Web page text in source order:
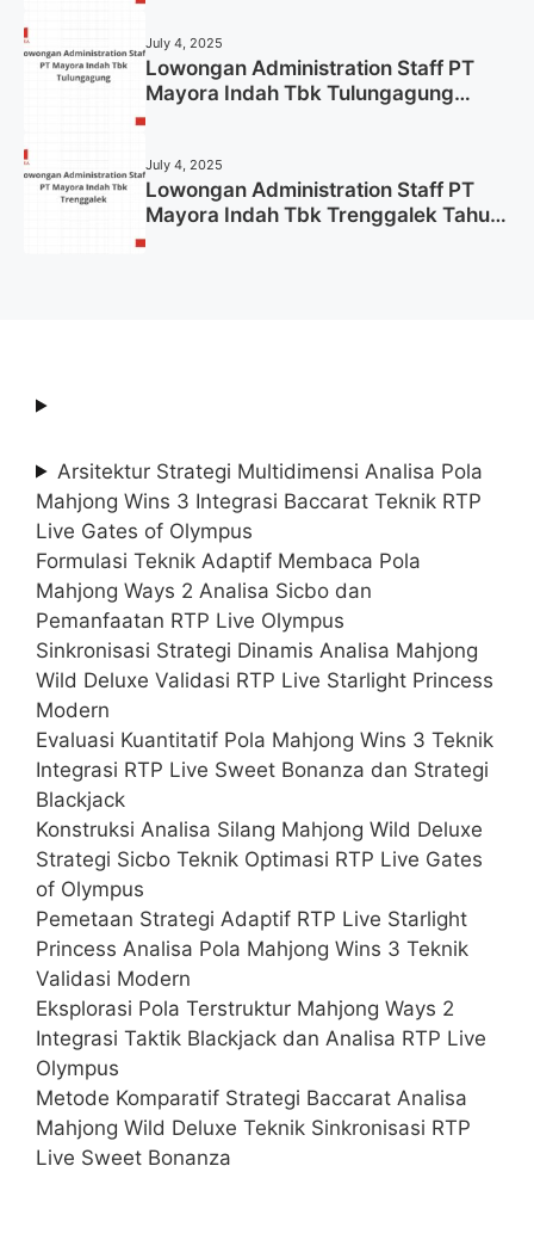
July 4, 2025
Lowongan Administration Staff PT
Mayora Indah Tbk Tulungagung
July 4, 2025
Lowongan Administration Staff PT
Mayora Indah Tbk Trenggalek Tahun
Arsitektur Strategi Multidimensi Analisa Pola
Mahjong Wins 3 Integrasi Baccarat Teknik RTP
Live Gates of Olympus
Formulasi Teknik Adaptif Membaca Pola
Mahjong Ways 2 Analisa Sicbo dan
Pemanfaatan RTP Live Olympus
Sinkronisasi Strategi Dinamis Analisa Mahjong
Wild Deluxe Validasi RTP Live Starlight Princess
Modern
Evaluasi Kuantitatif Pola Mahjong Wins 3 Teknik
Integrasi RTP Live Sweet Bonanza dan Strategi
Blackjack
Konstruksi Analisa Silang Mahjong Wild Deluxe
Strategi Sicbo Teknik Optimasi RTP Live Gates
of Olympus
Pemetaan Strategi Adaptif RTP Live Starlight
Princess Analisa Pola Mahjong Wins 3 Teknik
Validasi Modern
Eksplorasi Pola Terstruktur Mahjong Ways 2
Integrasi Taktik Blackjack dan Analisa RTP Live
Olympus
Metode Komparatif Strategi Baccarat Analisa
Mahjong Wild Deluxe Teknik Sinkronisasi RTP
Live Sweet Bonanza